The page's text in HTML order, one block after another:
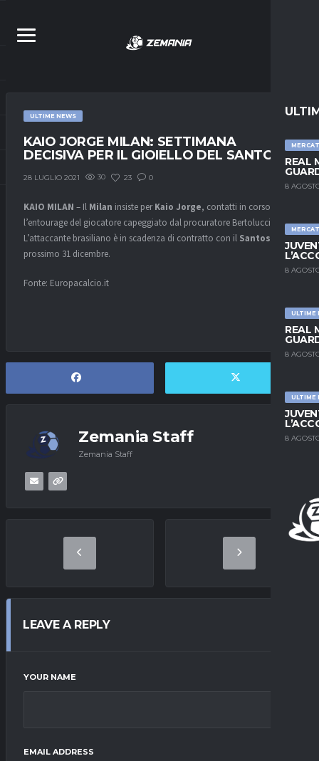
REAL
8
8
ULTIME
REAL
8
ULTIME
8
ULTIME NEWS
KAIO JORGE MILAN: SETTIMANA
DECISIVA PER IL GIOIELLO DEL SANTOS
28 LUGLIO 2021 30 23 0
KAIO MILAN – Il Milan insiste perKaio Jorge, contatti in corso con
l’entourage del giocatore capeggiato dal procuratore Bertolucci.
L’attaccante brasiliano è in scadenza di contratto con il Santos
prossimo 31 dicembre.
Fonte: Europacalcio.it
Zemania Staff
Zemania Staff
LEAVE A REPLY
YOUR NAME
EMAIL ADDRESS